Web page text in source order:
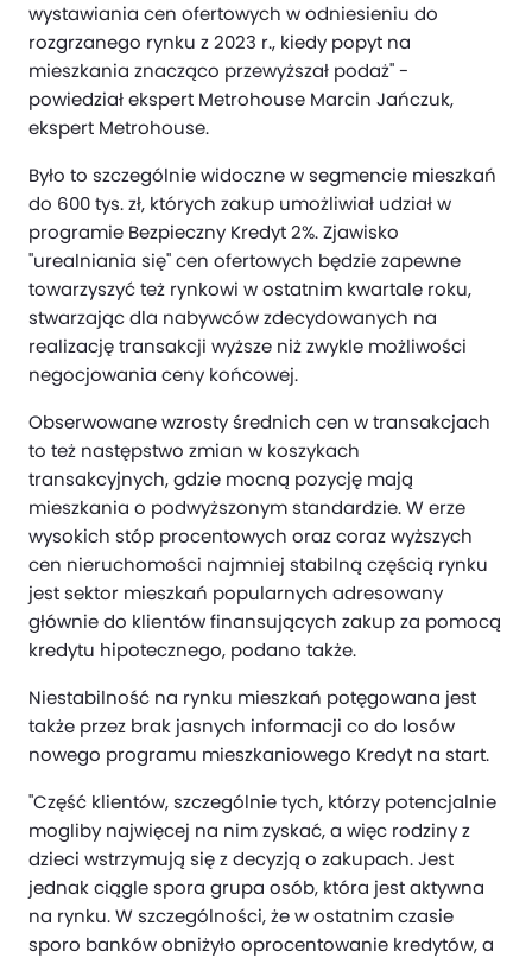
wystawiania cen ofertowych w odniesieniu do
rozgrzanego rynku z 2023 r., kiedy popyt na
mieszkania znacząco przewyższał podaż" -
powiedział ekspert Metrohouse Marcin Jańczuk,
ekspert Metrohouse.
Było to szczególnie widoczne w segmencie mieszkań
do 600 tys. zł, których zakup umożliwiał udział w
programie Bezpieczny Kredyt 2%. Zjawisko
"urealniania się" cen ofertowych będzie zapewne
towarzyszyć też rynkowi w ostatnim kwartale roku,
stwarzając dla nabywców zdecydowanych na
realizację transakcji wyższe niż zwykle możliwości
negocjowania ceny końcowej.
Obserwowane wzrosty średnich cen w transakcjach
to też następstwo zmian w koszykach
transakcyjnych, gdzie mocną pozycję mają
mieszkania o podwyższonym standardzie. W erze
wysokich stóp procentowych oraz coraz wyższych
cen nieruchomości najmniej stabilną częścią rynku
jest sektor mieszkań popularnych adresowany
głównie do klientów finansujących zakup za pomocą
kredytu hipotecznego, podano także.
Niestabilność na rynku mieszkań potęgowana jest
także przez brak jasnych informacji co do losów
nowego programu mieszkaniowego Kredyt na start.
"Część klientów, szczególnie tych, którzy potencjalnie
mogliby najwięcej na nim zyskać, a więc rodziny z
dzieci wstrzymują się z decyzją o zakupach. Jest
jednak ciągle spora grupa osób, która jest aktywna
na rynku. W szczególności, że w ostatnim czasie
sporo banków obniżyło oprocentowanie kredytów, a